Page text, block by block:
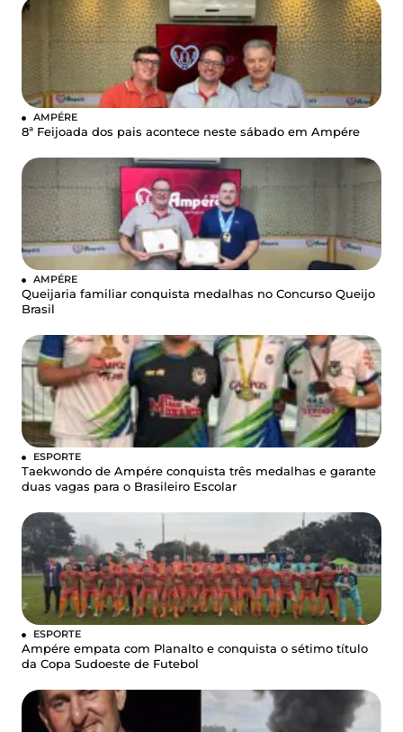
AMPÉRE
8ª Feijoada dos pais acontece neste sábado em Ampére
AMPÉRE
Queijaria familiar conquista medalhas no Concurso Queijo
Brasil
ESPORTE
Taekwondo de Ampére conquista três medalhas e garante
duas vagas para o Brasileiro Escolar
ESPORTE
Ampére empata com Planalto e conquista o sétimo título
da Copa Sudoeste de Futebol